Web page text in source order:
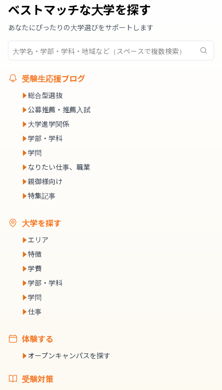
ベストマッチな大学を探す
あなたにぴったりの大学選びをサポートします
受験生応援ブログ
総合型選抜
公募推薦・推薦入試
大学進学関係
学部・学科
学問
なりたい仕事、職業
親御様向け
特集記事
大学を探す
エリア
特徴
学費
学部・学科
学問
仕事
体験する
オープンキャンパスを探す
受験対策